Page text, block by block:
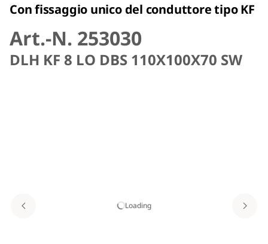
Con fissaggio unico del conduttore tipo KF
Art.-N. 253030
DLH KF 8 LO DBS 110X100X70 SW
Loading